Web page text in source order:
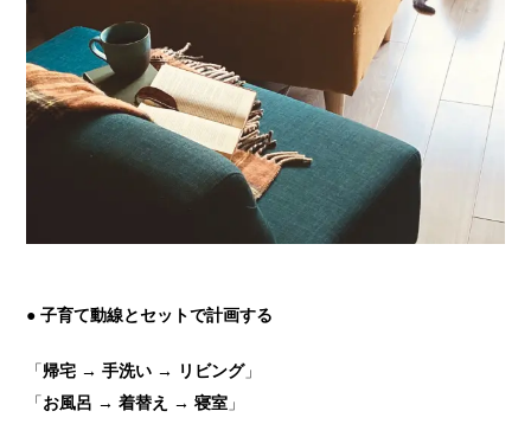
● 子育て動線とセットで計画する
「 帰宅 → 手洗い → リビング」
「 お風呂 → 着替え → 寝室 」